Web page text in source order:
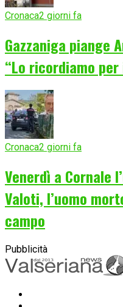
Cronaca2 giorni fa
Gazzaniga piange
“Lo ricordiamo
Cronaca2 giorni fa
Venerdì a Cornale
Valoti, l’uomo
campo
Pubblicità